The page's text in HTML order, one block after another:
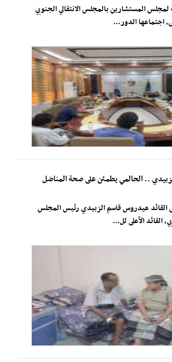
لمجلس المستشارين بالمجلس الانتقالي الجنوبي
اجتماعها الدور...
.. الحالمي يطمئن على صحة المناضل
القائد عيدروس قاسم الزبيدي رئيس المجلس
القائد الأعلى لل...